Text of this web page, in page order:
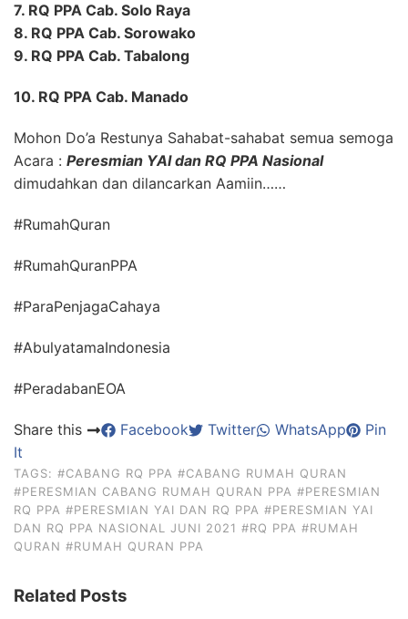
7. RQ PPA Cab. Solo Raya
8. RQ PPA Cab. Sorowako
9. RQ PPA Cab. Tabalong
10. RQ PPA Cab. Manado
Mohon Do’a Restunya Sahabat-sahabat semua semoga
Acara : Peresmian YAI dan RQ PPA Nasional
dimudahkan dan dilancarkan Aamiin……
#RumahQuran
#RumahQuranPPA
#ParaPenjagaCahaya
#AbulyatamaIndonesia
#PeradabanEOA
Share this Facebook Twitter WhatsApp
Pin
It
TAGS: #CABANG RQ PPA #CABANG RUMAH QURAN
#PERESMIAN CABANG RUMAH QURAN PPA #PERESMIAN
RQ PPA #PERESMIAN YAI DAN RQ PPA #PERESMIAN YAI
DAN RQ PPA NASIONAL JUNI 2021 #RQ PPA #RUMAH
QURAN #RUMAH QURAN PPA
Related Posts